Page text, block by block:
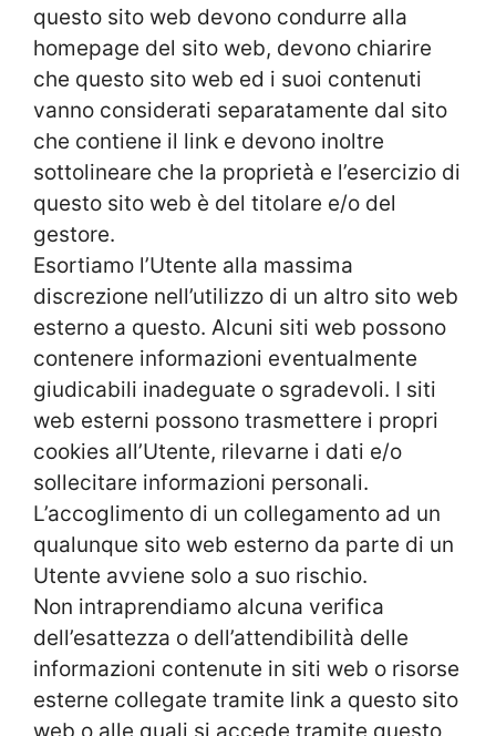
questo sito web devono condurre alla
homepage del sito web, devono chiarire
che questo sito web ed i suoi contenuti
vanno considerati separatamente dal sito
che contiene il link e devono inoltre
sottolineare che la proprietà e l’esercizio di
questo sito web è del titolare e/o del
gestore.
Esortiamo l’Utente alla massima
discrezione nell’utilizzo di un altro sito web
esterno a questo. Alcuni siti web possono
contenere informazioni eventualmente
giudicabili inadeguate o sgradevoli. I siti
web esterni possono trasmettere i propri
cookies all’Utente, rilevarne i dati e/o
sollecitare informazioni personali.
L’accoglimento di un collegamento ad un
qualunque sito web esterno da parte di un
Utente avviene solo a suo rischio.
Non intraprendiamo alcuna verifica
dell’esattezza o dell’attendibilità delle
informazioni contenute in siti web o risorse
esterne collegate tramite link a questo sito
web o alle quali si accede tramite questo